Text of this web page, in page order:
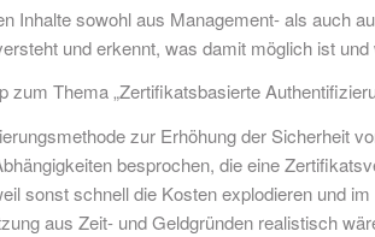
Inhalte sowohl aus Management- als auch
und erkennt, was damit möglich ist und
Thema „Zertifikatsbasierte
zur Erhöhung der Sicherheit
besprochen, die eine
sonst schnell die Kosten explodieren und
aus Zeit- und Geldgründen realistisch